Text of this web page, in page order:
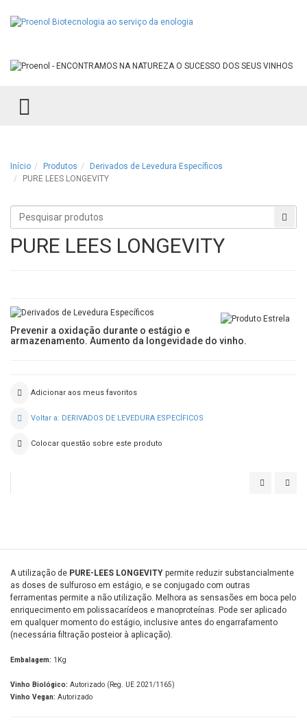
TOGGLE MENU
Início Produtos
Derivados de Levedura Específicos
PURE LEES LONGEVITY
Procurar
produtos
PURE LEES LONGEVITY
Prevenir a oxidação durante o estágio e
armazenamento. Aumento da longevidade do vinho.
Adicionar aos meus favoritos
Voltar a: DERIVADOS DE LEVEDURA ESPECÍFICOS
Colocar questão sobre este produto
FINELY
A utilização de PURE-LEES LONGEVITY permite reduzir substancialmente
as doses de sulfuroso em estágio, e se conjugado com outras
ferramentas permite a não utilização. Melhora as sensasões em boca pelo
enriquecimento em polissacarídeos e manoproteínas. Pode ser aplicado
em qualquer momento do estágio, inclusive antes do engarrafamento
(necessária filtração posteior à aplicação).
Embalagem: 1Kg
Vinho Biológico: Autorizado (Reg. UE 2021/1165)
Vinho Vegan: Autorizado